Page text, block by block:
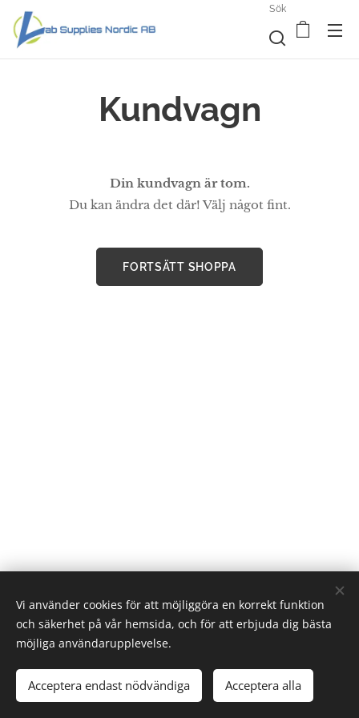
Sök
Kundvagn
Din kundvagn är tom.
Du kan ändra det där! Välj något fint.
FORTSÄTT SHOPPA
© 2024 Lab Supplies Nordic AB, VATnr SE559250124001,
PO BOX 2013, 800 02 Gävle
Email: info(@)labsuppliesnordic.se
Cookies
Vi använder cookies för att möjliggöra en korrekt funktion
och säkerhet på vår hemsida, och för att erbjuda dig bästa
möjliga användarupplevelse.
Acceptera endast nödvändiga Acceptera alla